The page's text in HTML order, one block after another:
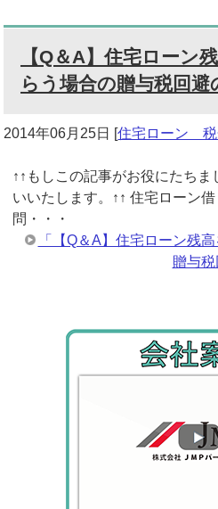
【Q＆A】住宅ローン
らう場合の贈与税回避
2014年06月25日 [住宅ローン
↑↑もしこの記事がお役にたち
いいたします。↑↑ 住宅ローン
問・・・
「【Q＆A】住宅ローン残
贈与